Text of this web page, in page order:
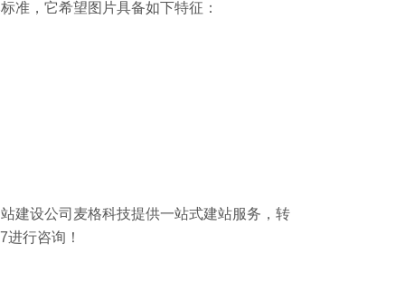
准，它希望图片具备如下特征：
建设公司麦格科技提供一站式建站服务，转
行咨询！